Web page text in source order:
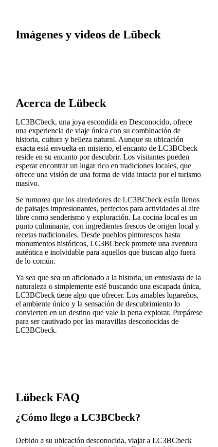
Imágenes y videos de Lübeck
Acerca de Lübeck
LC3BCbeck, una joya escondida en Desconocido, ofrece
una experiencia de viaje única con su combinación de
historia, cultura y belleza natural. Aunque su ubicación
exacta está envuelta en misterio, el encanto de LC3BCbeck
reside en su encanto por descubrir. Los visitantes pueden
esperar encontrar un lugar rico en tradiciones locales, que
ofrece una visión de una forma de vida intacta por el turismo
masivo.
Se rumorea que los alrededores de LC3BCbeck están llenos
de paisajes impresionantes, perfectos para actividades al aire
libre como senderismo y exploración. La cocina local es un
punto culminante, con ingredientes frescos de origen local y
recetas tradicionales. Desde pueblos pintorescos hasta
monumentos históricos, LC3BCbeck promete una aventura
auténtica e inolvidable para aquellos que buscan algo fuera
de lo común.
Ya sea que sea un aficionado a la historia, un entusiasta de la
naturaleza o simplemente esté buscando una escapada única,
LC3BCbeck tiene algo que ofrecer. Los amables lugareños,
el ambiente único y la sensación de descubrimiento lo
convierten en un destino que vale la pena explorar. Prepárese
para ser cautivado por las maravillas desconocidas de
LC3BCbeck.
Lübeck FAQ
¿Cómo llego a LC3BCbeck?
Debido a su ubicación desconocida, viajar a LC3BCbeck